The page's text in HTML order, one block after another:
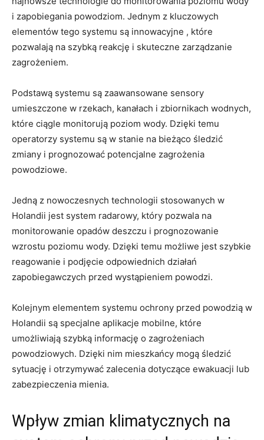
⁤i zapobiegania powodziom.⁢ Jednym​ z ⁣kluczowych
elementów tego systemu są innowacyjne , ⁣które
pozwalają na ​szybką ⁣reakcję i skuteczne zarządzanie
zagrożeniem.
Podstawą ‌systemu są zaawansowane sensory
umieszczone w rzekach, kanałach⁣ i zbiornikach ⁤wodnych,
⁢które ciągle monitorują poziom wody. Dzięki temu
operatorzy systemu⁤ są⁢ w ‌stanie na ⁣bieżąco śledzić
zmiany i prognozować potencjalne ​zagrożenia
powodziowe.
Jedną‌ z nowoczesnych technologii‌ stosowanych w
Holandii‌ jest system radarowy, który pozwala na
monitorowanie ⁣opadów deszczu ‌i prognozowanie‌
wzrostu poziomu wody. ‍Dzięki temu możliwe ‌jest szybkie
reagowanie i podjęcie odpowiednich działań
zapobiegawczych​ przed wystąpieniem powodzi.
Kolejnym elementem ⁢systemu ochrony przed powodzią​ w
Holandii są ⁤specjalne ​aplikacje mobilne,⁢ które
umożliwiają szybką informację o⁢ zagrożeniach
powodziowych. Dzięki nim mieszkańcy mogą śledzić
sytuację i otrzymywać⁤ zalecenia dotyczące ewakuacji lub
zabezpieczenia mienia.
Wpływ‍ zmian klimatycznych na